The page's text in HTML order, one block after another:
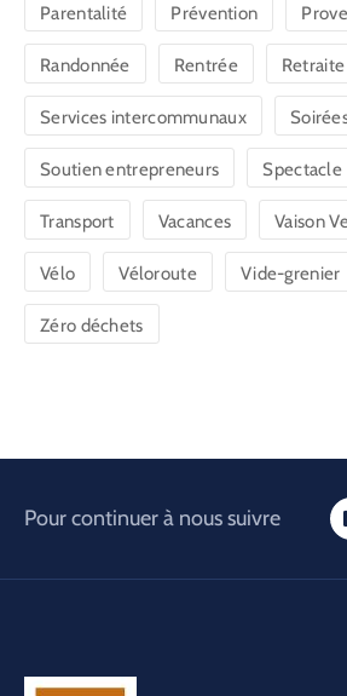
Parentalité Prévention
Randonnée Rentrée Retraite
Services intercommunaux
Soutien entrepreneurs Spectacle
Transport Vacances Vaison
Vélo Véloroute Vide-grenier
Zéro déchets
Pour continuer à nous suivre